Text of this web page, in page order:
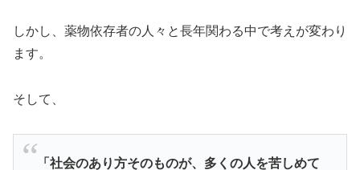
しかし、薬物依存者の人々と長年関わる中で考えが変わり
ます。
そして、
「社会のあり方そのものが、多くの人を苦しめて